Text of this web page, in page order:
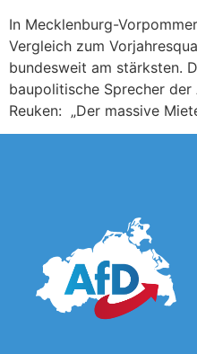
In Mecklenburg-
Vergleich zum
bundesweit am stärksten.
baupolitische Sprecher
Reuken: „Der massive